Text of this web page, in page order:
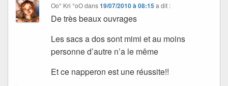
Oo° Kri °oOdans19/07/2010 à 08:15 a dit :
De très beaux ouvrages
Les sacs a dos sont mimi et au moins
personne d’autre n’a le même
Et ce napperon est une réussite!!